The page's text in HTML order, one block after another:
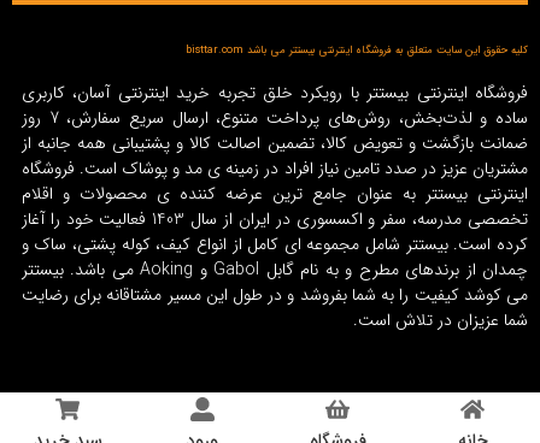
کلیه حقوق این سایت متعلق به فروشگاه اینترنتی بیستتر می باشد bisttar.com
فروشگاه اینترنتی بیستتر با رویکرد خلق تجربه خرید اینترنتی آسان، کاربری
ساده و لذت‌بخش، روش‌های پرداخت متنوع، ارسال سریع سفارش، 7 روز
ضمانت بازگشت و تعویض کالا، تضمین اصالت کالا و پشتیبانی همه جانبه از
مشتریان عزیز در صدد تامین نیاز افراد در زمینه‌ ی مد و پوشاک است. فروشگاه
اینترنتی بیستتر به عنوان جامع ترین عرضه کننده ی محصولات و اقلام
تخصصی مدرسه، سفر و اکسسوری در ایران از سال 1403 فعالیت خود را آغاز
کرده است. بیستتر شامل مجموعه ای کامل از انواع کیف، کوله پشتی، ساک و
چمدان از برندهای مطرح و به نام گابل Gabol و Aoking می باشد. بیستتر
می کوشد کیفیت را به شما بفروشد و در طول این مسیر مشتاقانه برای رضایت
شما عزیزان در تلاش است.